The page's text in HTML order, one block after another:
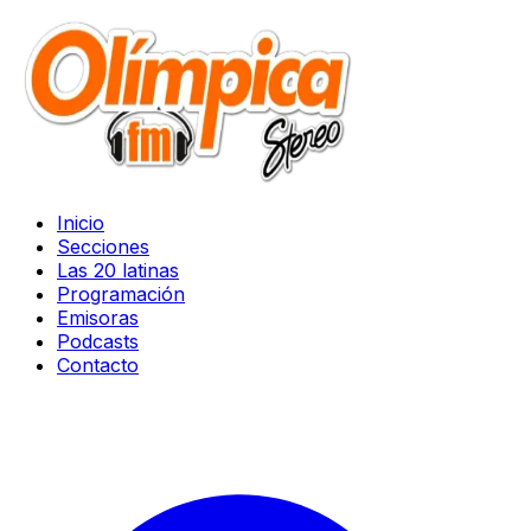
Inicio
Secciones
Las 20 latinas
Programación
Emisoras
Podcasts
Contacto